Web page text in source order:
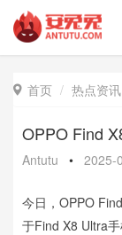
 首页 热点资讯
OPPO Find
Antutu • 2025-
今日，OPPO
于Find X8 Ultra手